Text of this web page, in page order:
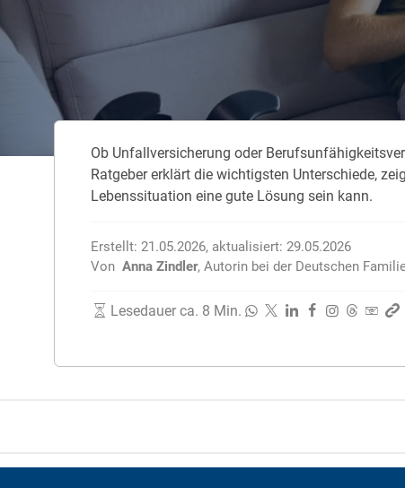
Zahnzusatzversicherung
Zahnzusatzversicherung für Kinder
Rasseportrait des Dackels
Würmer, Wurmkur & Entwurmung
Tierarztkosten für Hunde 2025
Listenhunde in Deutschland
Ob Unfallversicherung oder
Ratgeber erklärt die wichtigsten Unterschiede,
Lebenssituation eine gute Lösung sein kann.
Erstellt: 21.05.2026, aktualisiert: 29.05.2026
Von Anna Zindler, Autorin bei der Deutschen
Lesedauer ca. 8 Min.